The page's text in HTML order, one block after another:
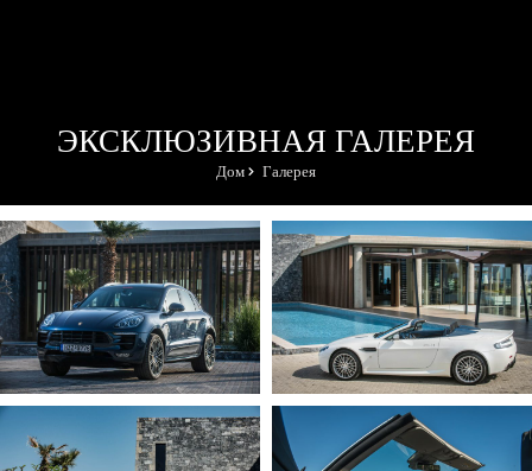
ЭКСКЛЮЗИВНАЯ ГАЛЕРЕЯ
Дом Галерея